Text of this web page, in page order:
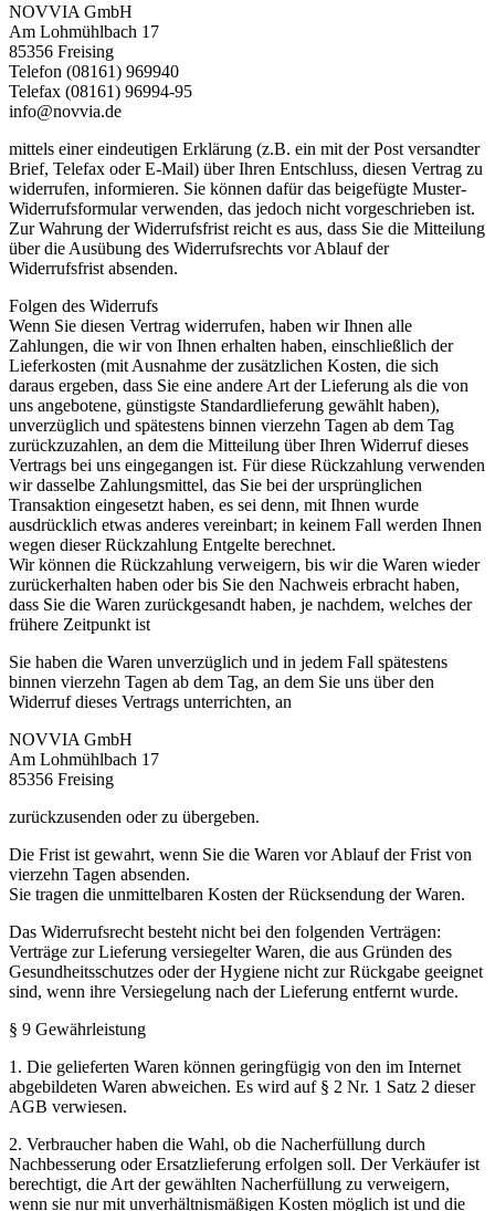
NOVVIA GmbH
Am Lohmühlbach 17
85356 Freising
Telefon (08161) 969940
Telefax (08161) 96994-95
info@novvia.de
mittels einer eindeutigen Erklärung (z.B. ein mit der Post versandter
Brief, Telefax oder E-Mail) über Ihren Entschluss, diesen Vertrag zu
widerrufen, informieren. Sie können dafür das beigefügte Muster-
Widerrufsformular verwenden, das jedoch nicht vorgeschrieben ist.
Zur Wahrung der Widerrufsfrist reicht es aus, dass Sie die Mitteilung
über die Ausübung des Widerrufsrechts vor Ablauf der
Widerrufsfrist absenden.
Folgen des Widerrufs
Wenn Sie diesen Vertrag widerrufen, haben wir Ihnen alle
Zahlungen, die wir von Ihnen erhalten haben, einschließlich der
Lieferkosten (mit Ausnahme der zusätzlichen Kosten, die sich
daraus ergeben, dass Sie eine andere Art der Lieferung als die von
uns angebotene, günstigste Standardlieferung gewählt haben),
unverzüglich und spätestens binnen vierzehn Tagen ab dem Tag
zurückzuzahlen, an dem die Mitteilung über Ihren Widerruf dieses
Vertrags bei uns eingegangen ist. Für diese Rückzahlung verwenden
wir dasselbe Zahlungsmittel, das Sie bei der ursprünglichen
Transaktion eingesetzt haben, es sei denn, mit Ihnen wurde
ausdrücklich etwas anderes vereinbart; in keinem Fall werden Ihnen
wegen dieser Rückzahlung Entgelte berechnet.
Wir können die Rückzahlung verweigern, bis wir die Waren wieder
zurückerhalten haben oder bis Sie den Nachweis erbracht haben,
dass Sie die Waren zurückgesandt haben, je nachdem, welches der
frühere Zeitpunkt ist
Sie haben die Waren unverzüglich und in jedem Fall spätestens
binnen vierzehn Tagen ab dem Tag, an dem Sie uns über den
Widerruf dieses Vertrags unterrichten, an
NOVVIA GmbH
Am Lohmühlbach 17
85356 Freising
zurückzusenden oder zu übergeben.
Die Frist ist gewahrt, wenn Sie die Waren vor Ablauf der Frist von
vierzehn Tagen absenden.
Sie tragen die unmittelbaren Kosten der Rücksendung der Waren.
Das Widerrufsrecht besteht nicht bei den folgenden Verträgen:
Verträge zur Lieferung versiegelter Waren, die aus Gründen des
Gesundheitsschutzes oder der Hygiene nicht zur Rückgabe geeignet
sind, wenn ihre Versiegelung nach der Lieferung entfernt wurde.
§ 9 Gewährleistung
1. Die gelieferten Waren können geringfügig von den im Internet
abgebildeten Waren abweichen. Es wird auf § 2 Nr. 1 Satz 2 dieser
AGB verwiesen.
2. Verbraucher haben die Wahl, ob die Nacherfüllung durch
Nachbesserung oder Ersatzlieferung erfolgen soll. Der Verkäufer ist
berechtigt, die Art der gewählten Nacherfüllung zu verweigern,
wenn sie nur mit unverhältnismäßigen Kosten möglich ist und die